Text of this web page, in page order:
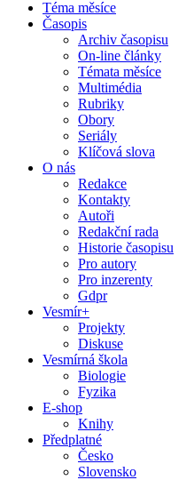
Téma měsíce
Časopis
Archiv časopisu
On-line články
Témata měsíce
Multimédia
Rubriky
Obory
Seriály
Klíčová slova
O nás
Redakce
Kontakty
Autoři
Redakční rada
Historie časopisu
Pro autory
Pro inzerenty
Gdpr
Vesmír+
Projekty
Diskuse
Vesmírná škola
Biologie
Fyzika
E-shop
Knihy
Předplatné
Česko
Slovensko